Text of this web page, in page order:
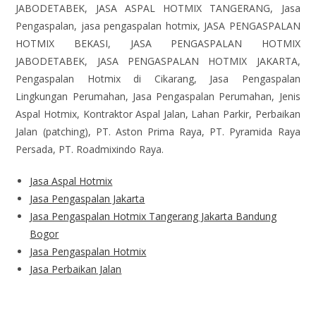
JABODETABEK, JASA ASPAL HOTMIX TANGERANG, Jasa
Pengaspalan, jasa pengaspalan hotmix, JASA PENGASPALAN
HOTMIX BEKASI, JASA PENGASPALAN HOTMIX
JABODETABEK, JASA PENGASPALAN HOTMIX JAKARTA,
Pengaspalan Hotmix di Cikarang, Jasa Pengaspalan
Lingkungan Perumahan, Jasa Pengaspalan Perumahan, Jenis
Aspal Hotmix, Kontraktor Aspal Jalan, Lahan Parkir, Perbaikan
Jalan (patching), PT. Aston Prima Raya, PT. Pyramida Raya
Persada, PT. Roadmixindo Raya.
Jasa Aspal Hotmix
Jasa Pengaspalan Jakarta
Jasa Pengaspalan Hotmix Tangerang Jakarta Bandung
Bogor
Jasa Pengaspalan Hotmix
Jasa Perbaikan Jalan